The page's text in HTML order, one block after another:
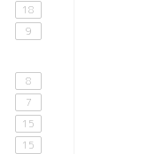
18
9
8
7
15
15